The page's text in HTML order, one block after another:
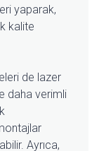
yaparak,
kalite
de lazer
daha verimli
Ayrıca,